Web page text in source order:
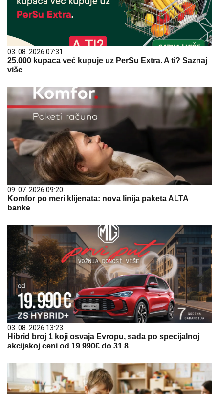
03. 08. 2026 07:31
25.000 kupaca već kupuje uz PerSu Extra. A ti? Saznaj
više
09. 07. 2026 09:20
Komfor po meri klijenata: nova linija paketa ALTA
banke
03. 08. 2026 13:23
Hibrid broj 1 koji osvaja Evropu, sada po specijalnoj
akcijskoj ceni od 19.990€ do 31.8.